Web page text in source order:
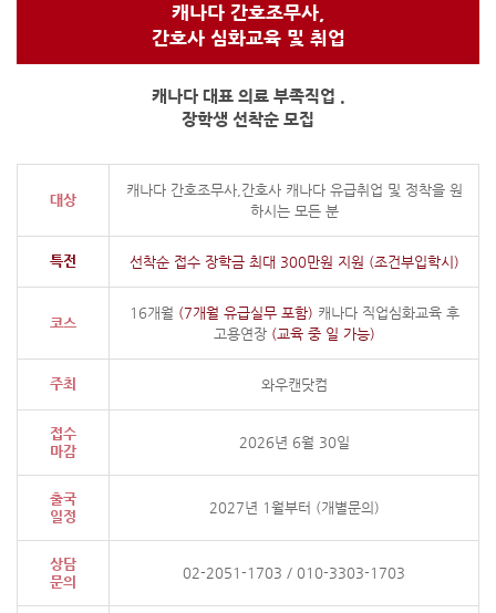
캐나다 간호조무사,
간호사 심화교육 및 취업
캐나다 대표 의료 부족직업 .
장학생 선착순 모집
대상
캐나다 간호조무사,간호사 캐나다 유급취업 및 정착을 원
하시는 모든 분
특전 선착순 접수 장학금 최대 300만원 지원 (조건부입학시)
코스
16개월 (7개월 유급실무 포함) 캐나다 직업심화교육 후
고용연장 (교육 중 일 가능)
주최 와우캔닷컴
접수
마감
2026년 6월 30일
출국
일정
2027년 1월부터 (개별문의)
상담
문의
02-2051-1703 / 010-3303-1703